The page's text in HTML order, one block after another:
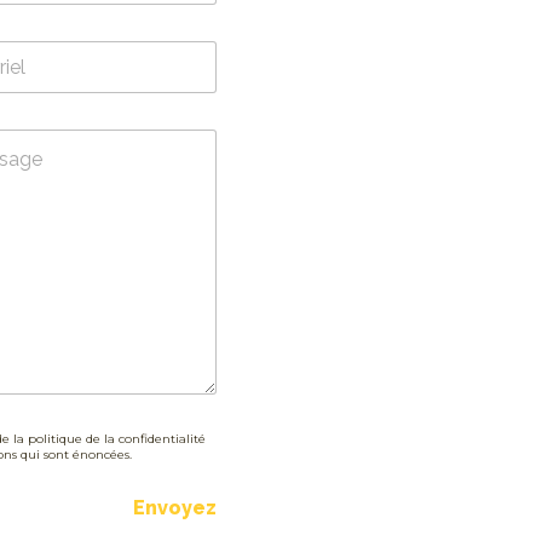
la politique de la confidentialité
qui sont énoncées.
Envoyez